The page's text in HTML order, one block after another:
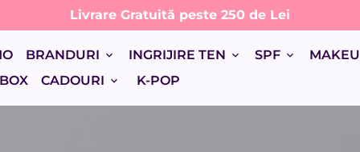
Livrare Gratuită peste 250 de Lei
BRANDURI keyboard_arrow_down INGRIJIRE TEN keyboard_arrow_down SPF keyboard_arrow_down
CADOURI keyboard_arrow_down K-POP